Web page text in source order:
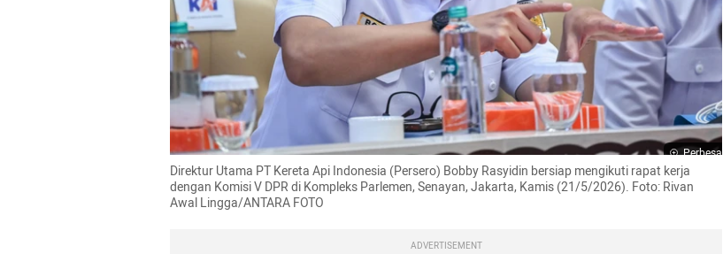
Perbesar
Direktur Utama PT Kereta Api Indonesia (Persero) Bobby Rasyidin bersiap mengikuti rapat kerja
dengan Komisi V DPR di Kompleks Parlemen, Senayan, Jakarta, Kamis (21/5/2026). Foto: Rivan
Awal Lingga/ANTARA FOTO
ADVERTISEMENT